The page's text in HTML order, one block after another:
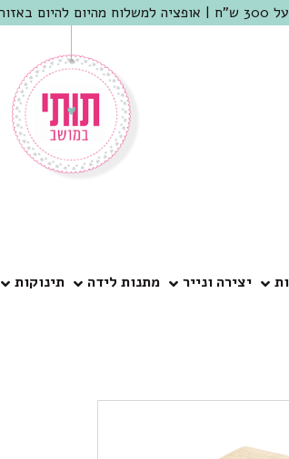
שמריהו
יצירה ונייר מתנות לידה תינוקות